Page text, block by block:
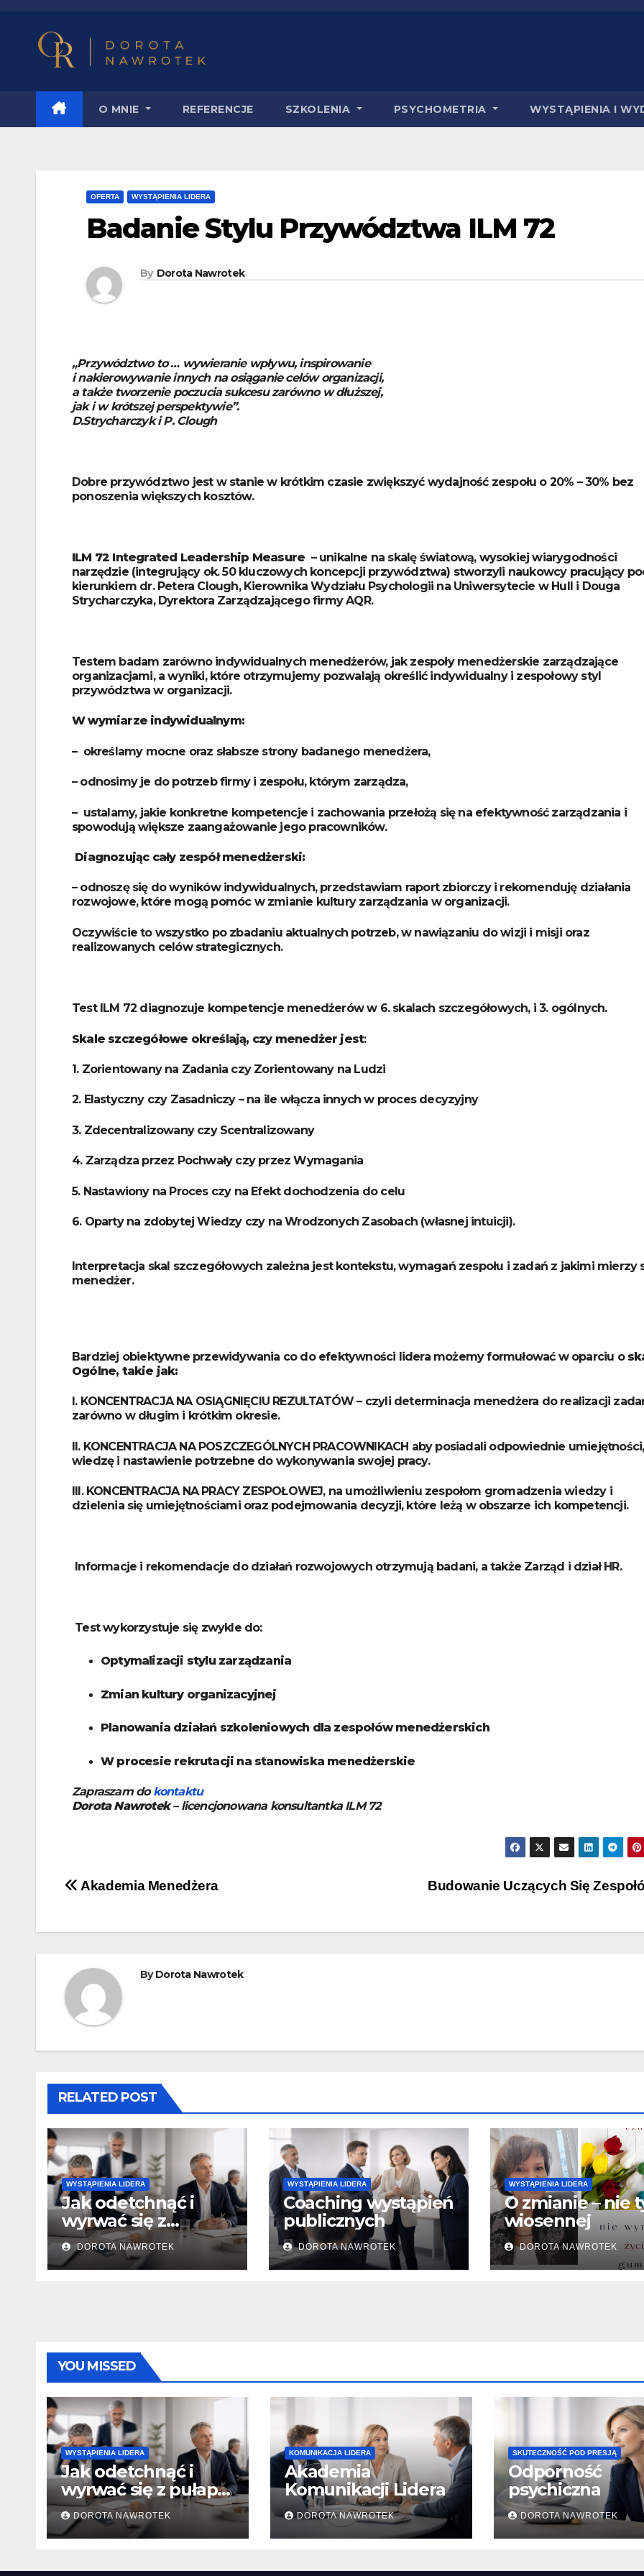
O MNIE REFERENCJE SZKOLENIA PSYCHOMETRIA WYSTĄPIENIA I
OFERTA WYSTĄPIENIA LIDERA
Badanie Stylu Przywództwa ILM 72
By Dorota Nawrotek
„Przywództwo to … wywieranie wpływu, inspirowanie
i nakierowywanie innych na osiąganie celów organizacji,
a także tworzenie poczucia sukcesu zarówno w dłuższej,
jak i w krótszej perspektywie”.
D.Strycharczyk i P. Clough
Dobre przywództwo jest w stanie w krótkim czasie zwiększyć wydajność zespołu o 20% – 30% bez
ponoszenia większych kosztów.
ILM 72 Integrated Leadership Measure – unikalne na skalę światową, wysokiej wiarygodności
narzędzie (integrujący ok. 50 kluczowych koncepcji przywództwa) stworzyli naukowcy pracujący
kierunkiem dr. Petera Clough, Kierownika Wydziału Psychologii na Uniwersytecie w Hull i Douga
Strycharczyka, Dyrektora Zarządzającego firmy AQR.
Testem badam zarówno indywidualnych menedżerów, jak zespoły menedżerskie zarządzające
organizacjami, a wyniki, które otrzymujemy pozwalają określić indywidualny i zespołowy styl
przywództwa w organizacji.
W wymiarze indywidualnym:
– określamy mocne oraz słabsze strony badanego menedżera,
– odnosimy je do potrzeb firmy i zespołu, którym zarządza,
– ustalamy, jakie konkretne kompetencje i zachowania przełożą się na efektywność zarządzania i
spowodują większe zaangażowanie jego pracowników.
Diagnozując cały zespół menedżerski:
– odnoszę się do wyników indywidualnych, przedstawiam raport zbiorczy i rekomenduję działania
rozwojowe, które mogą pomóc w zmianie kultury zarządzania w organizacji.
Oczywiście to wszystko po zbadaniu aktualnych potrzeb, w nawiązaniu do wizji i misji oraz
realizowanych celów strategicznych.
Test ILM 72 diagnozuje kompetencje menedżerów w 6. skalach szczegółowych, i 3. ogólnych.
Skale szczegółowe określają, czy menedżer jest:
1. Zorientowany na Zadania czy Zorientowany na Ludzi
2. Elastyczny czy Zasadniczy – na ile włącza innych w proces decyzyjny
3. Zdecentralizowany czy Scentralizowany
4. Zarządza przez Pochwały czy przez Wymagania
5. Nastawiony na Proces czy na Efekt dochodzenia do celu
6. Oparty na zdobytej Wiedzy czy na Wrodzonych Zasobach (własnej intuicji).
Interpretacja skal szczegółowych zależna jest kontekstu, wymagań zespołu i zadań z jakimi mierzy
menedżer.
Bardziej obiektywne przewidywania co do efektywności lidera możemy formułować w oparciu o
Ogólne, takie jak:
I. KONCENTRACJA NA OSIĄGNIĘCIU REZULTATÓW – czyli determinacja menedżera do realizacji
zarówno w długim i krótkim okresie.
II. KONCENTRACJA NA POSZCZEGÓLNYCH PRACOWNIKACH aby posiadali odpowiednie umiejętności,
wiedzę i nastawienie potrzebne do wykonywania swojej pracy.
III. KONCENTRACJA NA PRACY ZESPOŁOWEJ, na umożliwieniu zespołom gromadzenia wiedzy i
dzielenia się umiejętnościami oraz podejmowania decyzji, które leżą w obszarze ich kompetencji.
Informacje i rekomendacje do działań rozwojowych otrzymują badani, a także Zarząd i dział HR.
Test wykorzystuje się zwykle do:
Optymalizacji stylu zarządzania
Zmian kultury organizacyjnej
Planowania działań szkoleniowych dla zespołów menedżerskich
W procesie rekrutacji na stanowiska menedżerskie
Zapraszam dokontaktu
Dorota Nawrotek– licencjonowana konsultantka ILM 72
Budowanie Uczących Się
Akademia Menedżera
ByDorota Nawrotek
RELATED POST
WYSTĄPIENIA LIDERA
Jak odetchnąć i
wyrwać się z
pułapki
przeciążenia i
stresu?
DOROTA NAWROTEK
WYSTĄPIENIA LIDERA
Coaching wystąpień
publicznych
DOROTA NAWROTEK
WYSTĄPIENIA LIDERA
O zmianie – nie
wiosennej
DOROTA NAWROTEK
YOU MISSED
WYSTĄPIENIA LIDERA
Jak odetchnąć i
wyrwać się z pułapki
przeciążenia i
stresu?
DOROTA NAWROTEK
KOMUNIKACJA LIDERA
Akademia
Komunikacji Lidera
DOROTA NAWROTEK
SKUTECZNOŚĆ POD PRESJĄ
Odporność
psychiczna
DOROTA NAWROTEK